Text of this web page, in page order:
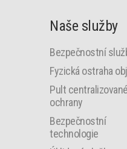
Naše služby
Bezpečnostní
Fyzická ostraha
Pult centralizované
ochrany
Bezpečnostní
technologie